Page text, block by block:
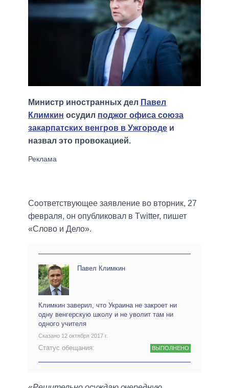
Министр иностранных дел Павел
Климкин осудил поджог офиса союза
закарпатских венгров в Ужгороде и
назвал это провокацией.
Соответствующее заявление во вторник, 27
февраля, он опубликовал в Тwitter, пишет
«Слово и Дело».
Павел Климкин
Климкин заверил, что Украина не закроет ни
одну венгерскую школу и не уволит там ни
одного учителя
Сказано 12 октября 2017 г.
Статус обещания: ВЫПОЛНЕНО